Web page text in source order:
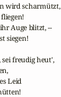
wird scharmützt,
Auge blitzt, --
siegen!
freudig heut',
Leid